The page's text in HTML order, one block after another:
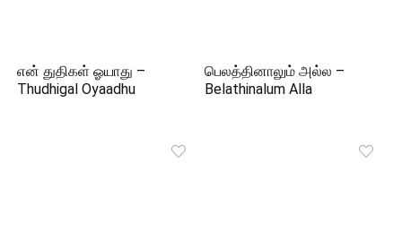
என் துதிகள் ஓயாது –
Thudhigal Oyaadhu
பெலத்தினாலும் அல்ல –
Belathinalum Alla